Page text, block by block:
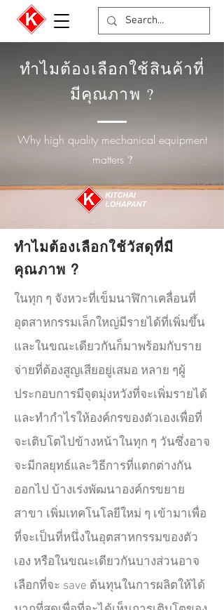
ทำไมต้องเลือกใช้สินค้าที่
มีคุณภาพ ?
Why high quality mechanical equipment
matters ?
ทำไมต้องเลือกใช้วัสดุที่มี
คุณภาพ ?
ในทุก ๆ จังหวะที่เข็มนาฬิกาเคลื่อนที่
อุตสาหกรรมเล็กใหญ่มีรายได้ที่เพิ่มขึ้น
และในขณะเดียวกันก็มาพร้อมกับราย
จ่ายที่ต้องสูญเสียอยู่เสมอ หลาย ๆผู้
ประกอบการมีจุดมุ่งหวังที่จะเพิ่มรายได้
และทำกำไรให้องค์กรของตัวเองเพื่อที่
จะเติบโตไปข้างหน้าในทุก ๆ วันซึ่งอาจ
จะมีกลยุทธ์และวิธีการที่แตกต่างกัน
ออกไป บ้างเร่งพัฒนาองค์กรขยาย
สาขา เพิ่มเทคโนโลยีใหม่ ๆ เข้ามาเพื่อ
ที่จะเป็นที่หนึ่งในอุตสาหกรรมของตัว
เอง หรือในขณะเดียวกันบางส่วนอาจ
เลือกที่จะ save ต้นทุนในการผลิตให้ได้